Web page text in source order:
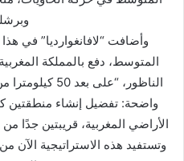
وأضافت “لافانغوارديا” في
المتوسط، دفع بالمملكة
الناظور، “على
واضحة: تفضيل إنشاء منطقتين
الأراضي المغربية، قريبتين جدًا
وتستفيد هذه الاستراتيجية الآن